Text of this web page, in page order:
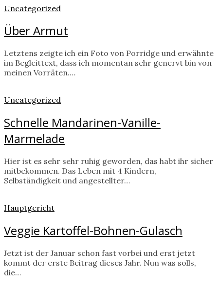
Uncategorized
Über Armut
Letztens zeigte ich ein Foto von Porridge und erwähnte
im Begleittext, dass ich momentan sehr genervt bin von
meinen Vorräten.…
Uncategorized
Schnelle Mandarinen-Vanille-
Marmelade
Hier ist es sehr sehr ruhig geworden, das habt ihr sicher
mitbekommen. Das Leben mit 4 Kindern,
Selbständigkeit und angestellter…
Hauptgericht
Veggie Kartoffel-Bohnen-Gulasch
Jetzt ist der Januar schon fast vorbei und erst jetzt
kommt der erste Beitrag dieses Jahr. Nun was solls,
die…